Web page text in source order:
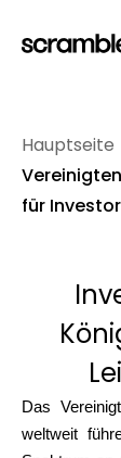
Hauptseite
für
Das
weltweit